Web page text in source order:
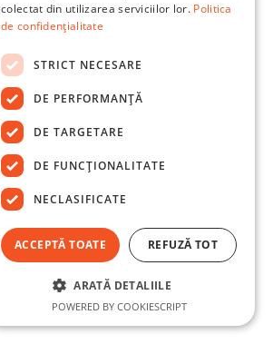
colectat din utilizarea serviciilor lor. Politica
de confidențialitate
STRICT NECESARE
DE PERFORMANȚĂ
DE TARGETARE
DE FUNCŢIONALITATE
NECLASIFICATE
ACCEPTĂ TOATE REFUZĂ TOT
ARATĂ DETALIILE
POWERED BY COOKIESCRIPT